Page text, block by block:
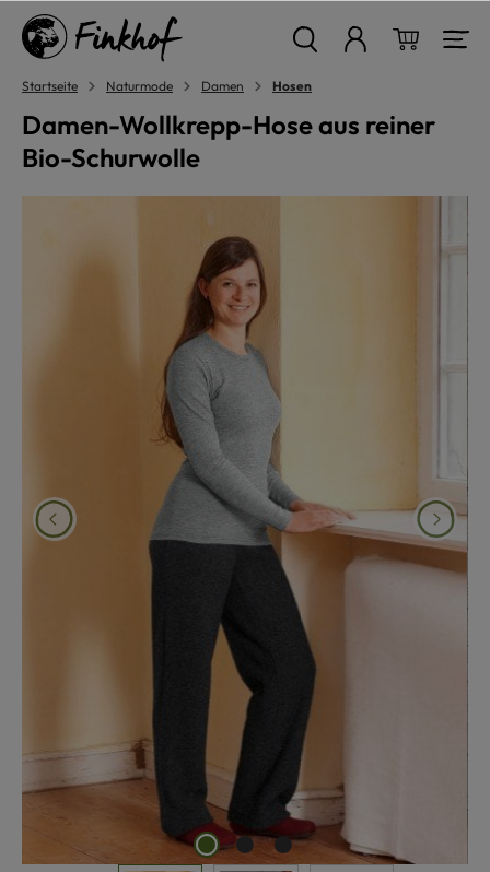
springen
Startseite Naturmode Damen Hosen
Damen-Wollkrepp-Hose aus reiner
Bio-Schurwolle